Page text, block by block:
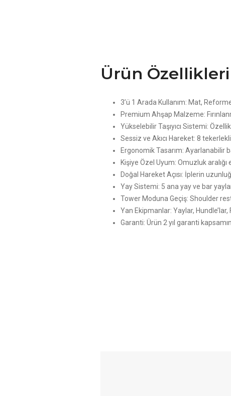
Ürün Özellikleri
3’ü 1 Arada Kullanım: Mat,
Premium Ahşap Malzeme:
Yükselebilir Taşıyıcı Sistemi:
Sessiz ve Akıcı Hareket: 8
Ergonomik Tasarım: Ayarlanabilir
Kişiye Özel Uyum: Omuzluk aralığı
Doğal Hareket Açısı: İplerin
Yay Sistemi: 5 ana yay ve bar
Tower Moduna Geçiş: Shoulder
Yan Ekipmanlar: Yaylar,
Garanti: Ürün 2 yıl garanti